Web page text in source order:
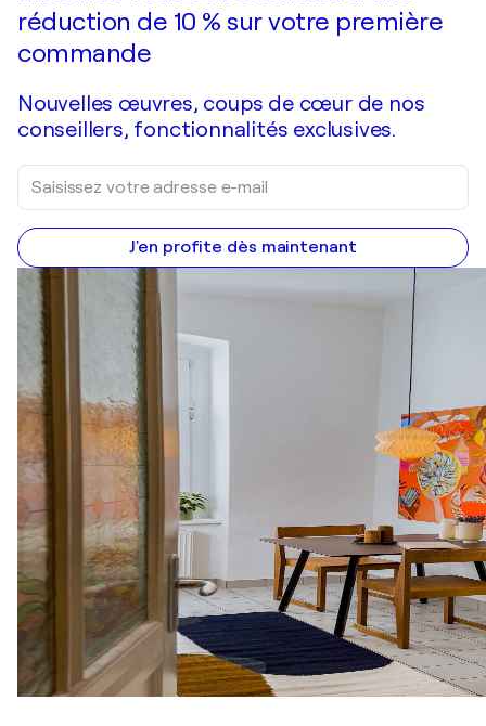
réduction de 10 % sur votre première
commande
Nouvelles œuvres, coups de cœur de nos
conseillers, fonctionnalités exclusives.
J'en profite dès maintenant